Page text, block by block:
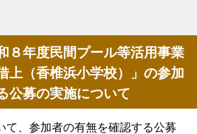
８年度民間プール等活用事業
上（香椎浜小学校）」の参加
公募の実施について
て、参加者の有無を確認する公募